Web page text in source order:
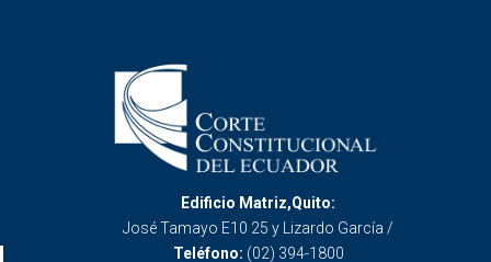
Edificio Matriz,Quito:
José Tamayo E10 25 y Lizardo García /
Teléfono: (02) 394-1800